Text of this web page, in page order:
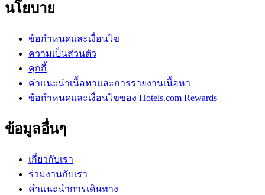
นโยบาย
ข้อกำหนดและเงื่อนไข
ความเป็นส่วนตัว
คุกกี้
คำแนะนำเนื้อหาและการรายงานเนื้อหา
ข้อกำหนดและเงื่อนไขของ Hotels.com Rewards
ข้อมูลอื่นๆ
เกี่ยวกับเรา
ร่วมงานกับเรา
คำแนะนำการเดินทาง